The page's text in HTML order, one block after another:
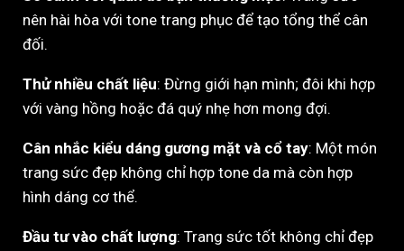
nên hài hòa với tone trang phục để tạo tổng thể cân
đối.
Thử nhiều chất liệu: Đừng giới hạn mình; đôi khi hợp
với vàng hồng hoặc đá quý nhẹ hơn mong đợi.
Cân nhắc kiểu dáng gương mặt và cổ tay: Một món
trang sức đẹp không chỉ hợp tone da mà còn hợp
hình dáng cơ thể.
Đầu tư vào chất lượng: Trang sức tốt không chỉ đẹp